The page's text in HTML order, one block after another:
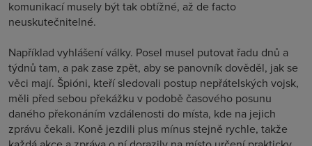
komunikací musely být tak obtížné, až de facto
neuskutečnitelné.
Například vyhlášení války. Posel musel putovat řadu dnů a
týdnů tam, a pak zase zpět, aby se panovník dověděl, jak se
věci mají. Špióni, kteří sledovali postup nepřátelských vojsk,
měli před sebou překážku v podobě časového posunu
daného překonáním vzdálenosti do místa, kde na jejich
zprávu čekali. Koně jezdili plus mínus stejně rychle, takže